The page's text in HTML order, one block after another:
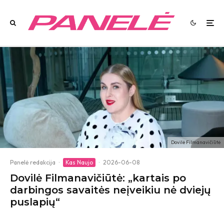
Dovilė Filmanavičiūtė
Panelė redakcija · Kas Naujo · 2026-06-08
Dovilė Filmanavičiūtė: „kartais po
darbingos savaitės neįveikiu nė dviejų
puslapių“